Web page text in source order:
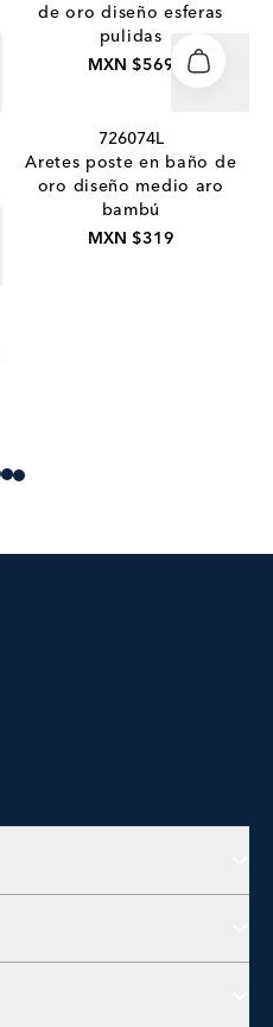
de oro diseño esferas
pulidas
MXN $569
726074L
Aretes poste en baño de
oro diseño medio aro
bambú
MXN $319
Loading more products